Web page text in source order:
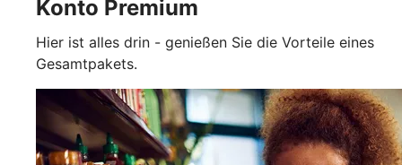
Konto Premium
Hier ist alles drin - genießen Sie die Vorteile eines
Gesamtpakets.